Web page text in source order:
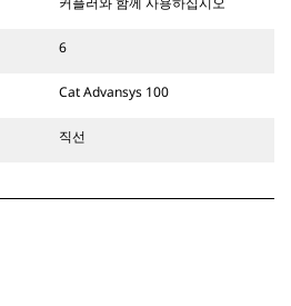
6
Cat Advansys 100
직선